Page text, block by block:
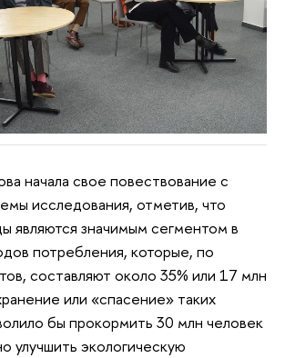
начала свое повествование с
исследования, отметив, что
являются значимым сегментом в
потребления, которые, по
составляют около 35% или 17 млн
или «спасение» таких
бы прокормить 30 млн человек
улучшить экологическую